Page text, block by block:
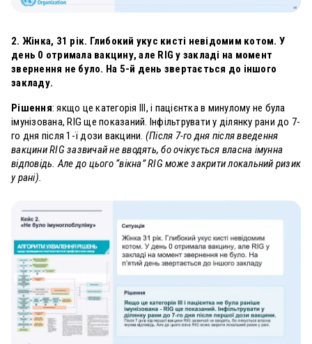
2. Жінка, 31 рік. Глибокий укус кисті невідомим котом. У
день 0 отримала вакцину, але RIG у закладі на момент
звернення не було. На 5-й день звертається до іншого
закладу.
Рішення: якщо це категорія III, і пацієнтка в минулому не була
імунізована,RIG ще показаний. Інфільтрувати у ділянку рани до 7-
го дня після 1-ї дози вакцини. (Після 7-го дня після введення
вакцини RIG зазвичай не вводять, бо очікується власна імунна
відповідь. Але до цього “вікна” RIG може закрити локальний ризик
у рані).